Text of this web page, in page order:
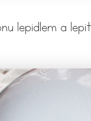
lepidlem a